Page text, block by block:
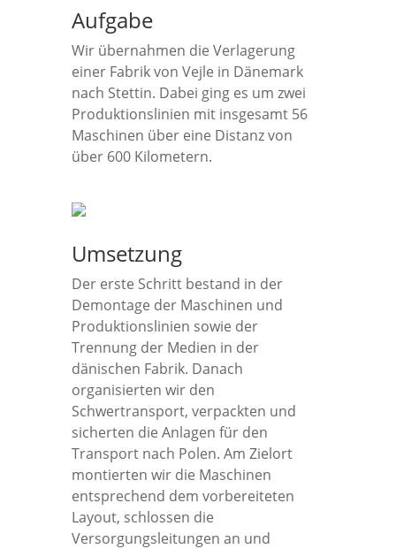
Aufgabe
Wir übernahmen die Verlagerung
einer Fabrik von Vejle in Dänemark
nach Stettin. Dabei ging es um zwei
Produktionslinien mit insgesamt 56
Maschinen über eine Distanz von
über 600 Kilometern.
Umsetzung
Der erste Schritt bestand in der
Demontage der Maschinen und
Produktionslinien sowie der
Trennung der Medien in der
dänischen Fabrik. Danach
organisierten wir den
Schwertransport, verpackten und
sicherten die Anlagen für den
Transport nach Polen. Am Zielort
montierten wir die Maschinen
entsprechend dem vorbereiteten
Layout, schlossen die
Versorgungsleitungen an und